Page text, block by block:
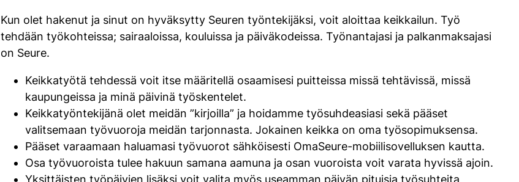
Kun olet hakenut ja sinut on hyväksytty Seuren työntekijäksi, voit aloittaa keikkailun. Työ
tehdään työkohteissa; sairaaloissa, kouluissa ja päiväkodeissa. Työnantajasi ja palkanmaksajasi
on Seure.
Keikkatyötä tehdessä voit itse määritellä osaamisesi puitteissa missä tehtävissä, missä
kaupungeissa ja minä päivinä työskentelet.
Keikkatyöntekijänä olet meidän ”kirjoilla” ja hoidamme työsuhdeasiasi sekä pääset
valitsemaan työvuoroja meidän tarjonnasta. Jokainen keikka on oma työsopimuksensa.
Pääset varaamaan haluamasi työvuorot sähköisesti OmaSeure-mobiilisovelluksen kautta.
Osa työvuoroista tulee hakuun samana aamuna ja osan vuoroista voit varata hyvissä ajoin.
Yksittäisten työpäivien lisäksi voit valita myös useamman päivän pituisia työsuhteita